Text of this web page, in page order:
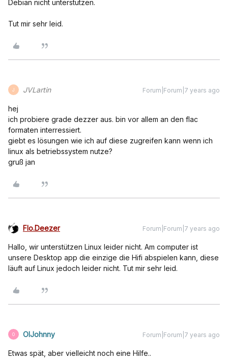
Debian nicht unterstützen.
Tut mir sehr leid.
J JVLartin Forum|Forum|7 years ago
hej
ich probiere grade dezzer aus. bin vor allem an den flac
formaten interressiert.
giebt es lösungen wie ich auf diese zugreifen kann wenn ich
linux als betriebssystem nutze?
gruß jan
Flo.Deezer Forum|Forum|7 years ago
Hallo, wir unterstützen Linux leider nicht. Am computer ist
unsere Desktop app die einzige die Hifi abspielen kann, diese
läuft auf Linux jedoch leider nicht. Tut mir sehr leid.
O OlJohnny Forum|Forum|7 years ago
Etwas spät, aber vielleicht noch eine Hilfe..